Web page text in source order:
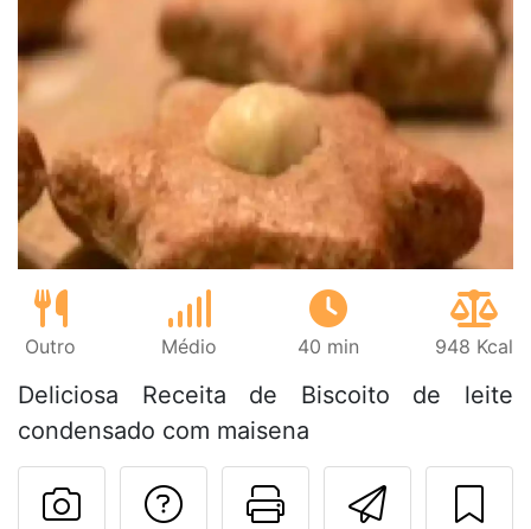
Outro Médio 40 min 948 Kcal
Deliciosa Receita de Biscoito de leite
condensado com maisena
Imprima
Falar com o autor